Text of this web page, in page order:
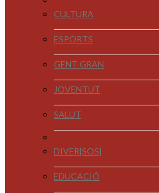
CULTURA
ESPORTS
GENT GRAN
JOVENTUT
SALUT
DIVER[SOS]
EDUCACIÓ